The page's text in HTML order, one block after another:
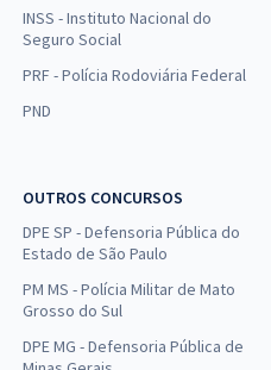
INSS - Instituto Nacional do
Seguro Social
PRF - Polícia Rodoviária Federal
PND
OUTROS CONCURSOS
DPE SP - Defensoria Pública do
Estado de São Paulo
PM MS - Polícia Militar de Mato
Grosso do Sul
DPE MG - Defensoria Pública de